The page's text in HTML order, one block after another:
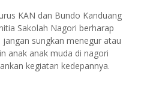
KAN dan Bundo Kanduang
Sakolah Nagori berharap
sungkan menegur atau
anak anak muda di nagori
kegiatan kedepannya.